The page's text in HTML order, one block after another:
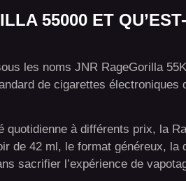
55000 ET
les noms JNR RageGorilla
de cigarettes
à différents prix, la
de 42 ml, le format généreux,
sacrifier l’expérience de